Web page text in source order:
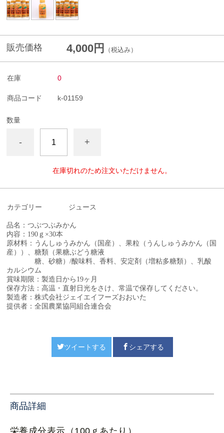
販売価格 4,000円 （税込み）
在庫 0
商品コード k-01159
数量
- +
在庫切れのため注文いただけません。
カテゴリー ジュース
品名：つぶつぶみかん
内容：190ｇ×30本
原材料：うんしゅうみかん（国産）、果粒（うんしゅうみかん（国
産））、糖類（果糖ぶどう糖液
糖、砂糖）/酸味料、香料、安定剤（増粘多糖類）、乳酸
カルシウム
賞味期限：製造日から19ヶ月
保存方法：高温・直射日光をさけ、常温で保存してください。
製造者：株式会社ジェイエイフーズおおいた
提供者：全国農業協同組合連合会
ツイートする シェアする
商品詳細
栄養成分表示（100ｇあたり）